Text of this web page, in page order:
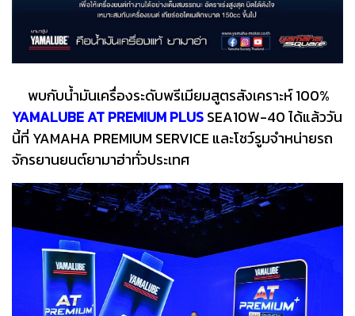
พบกับน้ำมันเครื่องระดับพรีเมียมสูตรสังเคราะห์ 100%
YAMALUBE AT PREMIUM PLUSSEA10W-40 ได้แล้ววัน
นี้ที่ YAMAHA PREMIUM SERVICE และโชว์รูมจำหน่ายรถ
จักรยานยนต์ยามาฮ่าทั่วประเทศ